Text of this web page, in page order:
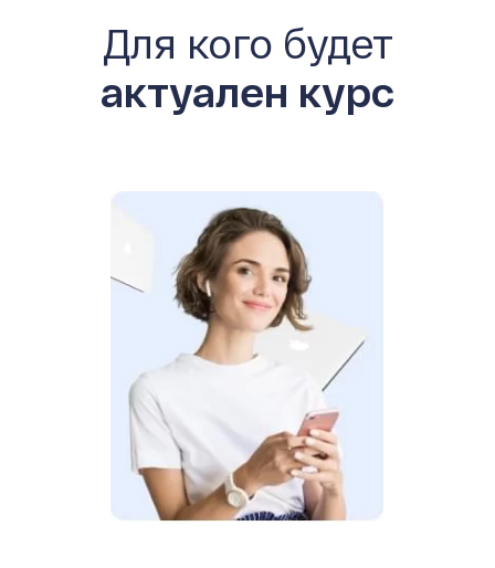
Для кого будет
актуален курс